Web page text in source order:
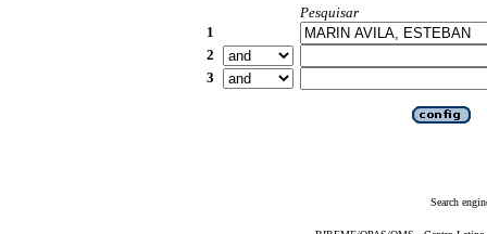
Pesquisar
1
2
3
Search